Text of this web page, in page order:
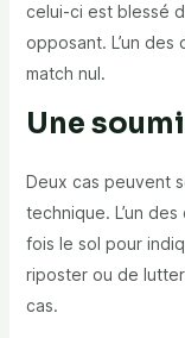
celui-ci est blessé
opposant. L’un
match nul.
Une
Deux cas peuvent
technique. L’un
fois le sol pour
riposter ou de
cas.